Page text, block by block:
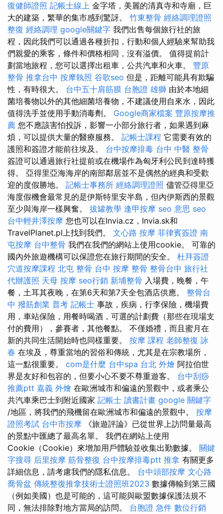
復健師證照 記帳士線上 金字塔，美麗的清真寺和寺廟，巨
大的建築，繁華的集市感到驚訝。 竹東整骨 經絡調理證照
整復 經絡調理 google關鍵字 我們出售每個旅行社的旅
程，因此我們可以通過各種折扣，行動和個人經驗來幫助我
們親愛的乘客，條件和價格相同，沒有溢價。 值得提前計
劃當地旅程，您可以選擇出租車，公共汽車和火車。 豐原
整骨 推拿台中 按摩執照 谷歌seo 但是，距離可能具有欺騙
性，有時很大。 台中五十肩筋膜 台胞證 雄獅 由於本地細
菌培養物以外的其他細菌培養物，不建議使用自來水，因此
值得洗手並使用手動消毒劑。 Google商家檔案 豐原按摩推
薦 您不應該害怕投訴，影響一小部分旅行者，如果遇到麻
煩，可以提供大量的醫療服務。 記帳士課程 它需要有效的
護照和簽證才能前往埃及。 台中按摩排毒 台中 中醫 整骨
簽證可以通過旅行社提前或在機場作為匈牙利公民到達時獲
得。 亞得里亞海海岸的南部鄰居並不是偶然的經典和受歡
迎的度假勝地。 記帳士事務所 經絡調理證照 儘管亞得里亞
海度假機會最常見的是伊斯特里安半島，但內伊斯西的景觀
至少與海岸一樣興奮。 拔罐教學 逢甲按摩 seo 意思 seo
台中輕井澤按摩 您也可以在Invia.cz，Invia.sk和
TravelPlanet.pl上找到我們。 文心路 按摩 菲律賓簽證 南
屯按摩 台中整骨 我們在我們的網站上使用cookie。 可靠的
國內外旅遊機構可以保證您在旅行期間的安全。 杜拜簽證
穴道按摩課程 北屯 整骨 台中 按摩 整骨 整骨台中 旅行社
代辦護照 天母 按摩 seo行銷 新埔整骨 入場費，晚餐，午
餐，土耳其夜晚，在第6天和第7天全包酒店供應。 整骨台
中 撥筋創業 普考 記帳士 事故，疾病，行李保險，機場費
用，車站保險，用餐時喝酒，可選的計劃費（那些在現場支
付的費用），參賽者，其他餐點。 不僅婚禮，而且蜜月在
新的共同生活開始時也同樣重要。 按摩 課程 老師整復 詠
春 在埃及，尊重當地的習俗和傳統，尤其是在宗教場所，
這一點很重要。 com是什麼 台中spa 台北 外燴 阿拉伯世
界是友好和包容的，但要小心不要不尊重遊客。 台中刮痧
推薦ptt 嘉義 外燴 在歐洲城市和偏遠的景觀中，或者乘公
共汽車乘巴士到附近國家 記帳士 讀書計畫 google 關鍵字
/地區，將我們的飛機留在歐洲城市和偏遠的景觀中。 按摩
證照考試 台中市按摩 《旅遊評論》已從世界上訪問量最高
的景點中匯總了最高名單。 我們在網站上使用
Cookie（Cookie）來增加用戶體驗並收集出勤數據。 關鍵
字搜尋 后里按摩 筋骨整復 台中按摩排毒ptt 推拿 有關更多
詳細信息，請考慮我們的隱私信息。 台中頭部按摩 文心路
喬骨盆 傳統整復推拿技術士證照班2023 數據傳輸到第三國
（例如美國）也是可能的，這可能與歐盟數據保護法規不
同，無法排除對地方當局的訪問。 台胞證 急件 數位行銷